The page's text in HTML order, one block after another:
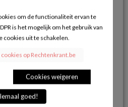
onthoudingen (Nederlandse
taalgroep: 23/28 of 82,1%):
om de functionaliteit ervan te
is het mogelijk om het gebruik van
cookies uit te schakelen.
op Rechtenkrant.be
Cookies weigeren
goed!